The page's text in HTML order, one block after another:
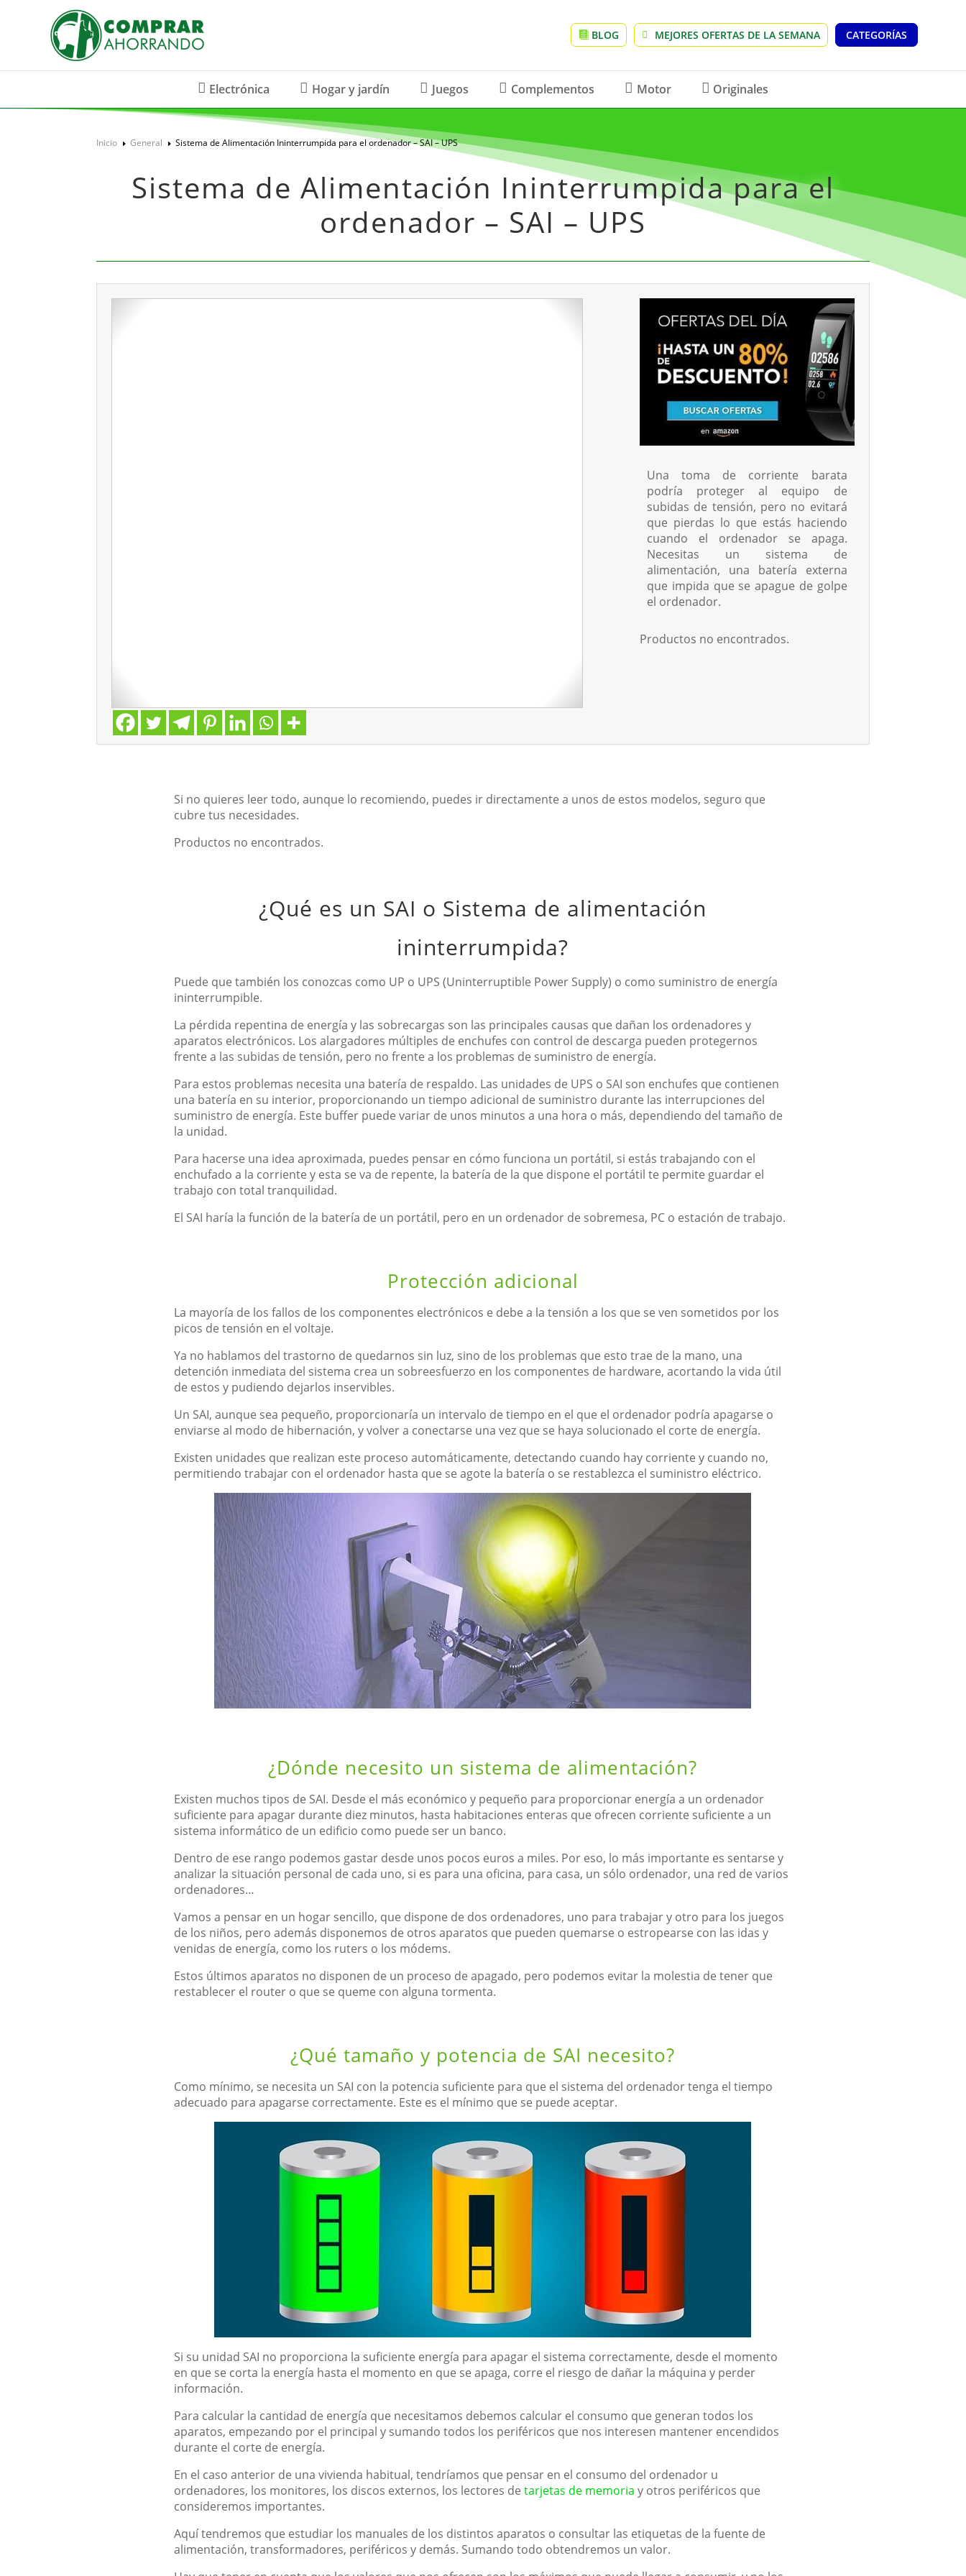
CATEGORÍAS
MEJORES OFERTAS DE LA SEMANA
BLOG
Electrónica Hogar y jardín Juegos Complementos Motor Originales
Inicio E General E Sistema de Alimentación Ininterrumpida para el ordenador – SAI – UPS
Sistema de Alimentación Ininterrumpida para el
ordenador – SAI – UPS
Una toma de corriente barata
podría proteger al equipo de
subidas de tensión, pero no evitará
que pierdas lo que estás haciendo
cuando el ordenador se apaga.
Necesitas un sistema de
alimentación, una batería externa
que impida que se apague de golpe
el ordenador.
Productos no encontrados.
Si no quieres leer todo, aunque lo recomiendo, puedes ir directamente a unos de estos modelos, seguro que
cubre tus necesidades.
Productos no encontrados.
¿Qué es un SAI o Sistema de alimentación
ininterrumpida?
Puede que también los conozcas como UP o UPS (Uninterruptible Power Supply) o como suministro de energía
ininterrumpible.
La pérdida repentina de energía y las sobrecargas son las principales causas que dañan los ordenadores y
aparatos electrónicos. Los alargadores múltiples de enchufes con control de descarga pueden protegernos
frente a las subidas de tensión, pero no frente a los problemas de suministro de energía.
Para estos problemas necesita una batería de respaldo. Las unidades de UPS o SAI son enchufes que contienen
una batería en su interior, proporcionando un tiempo adicional de suministro durante las interrupciones del
suministro de energía. Este buffer puede variar de unos minutos a una hora o más, dependiendo del tamaño de
la unidad.
Para hacerse una idea aproximada, puedes pensar en cómo funciona un portátil, si estás trabajando con el
enchufado a la corriente y esta se va de repente, la batería de la que dispone el portátil te permite guardar el
trabajo con total tranquilidad.
El SAI haría la función de la batería de un portátil, pero en un ordenador de sobremesa, PC o estación de trabajo.
Protección adicional
La mayoría de los fallos de los componentes electrónicos e debe a la tensión a los que se ven sometidos por los
picos de tensión en el voltaje.
Ya no hablamos del trastorno de quedarnos sin luz, sino de los problemas que esto trae de la mano, una
detención inmediata del sistema crea un sobreesfuerzo en los componentes de hardware, acortando la vida útil
de estos y pudiendo dejarlos inservibles.
Un SAI, aunque sea pequeño, proporcionaría un intervalo de tiempo en el que el ordenador podría apagarse o
enviarse al modo de hibernación, y volver a conectarse una vez que se haya solucionado el corte de energía.
Existen unidades que realizan este proceso automáticamente, detectando cuando hay corriente y cuando no,
permitiendo trabajar con el ordenador hasta que se agote la batería o se restablezca el suministro eléctrico.
¿Dónde necesito un sistema de alimentación?
Existen muchos tipos de SAI. Desde el más económico y pequeño para proporcionar energía a un ordenador
suficiente para apagar durante diez minutos, hasta habitaciones enteras que ofrecen corriente suficiente a un
sistema informático de un edificio como puede ser un banco.
Dentro de ese rango podemos gastar desde unos pocos euros a miles. Por eso, lo más importante es sentarse y
analizar la situación personal de cada uno, si es para una oficina, para casa, un sólo ordenador, una red de varios
ordenadores…
Vamos a pensar en un hogar sencillo, que dispone de dos ordenadores, uno para trabajar y otro para los juegos
de los niños, pero además disponemos de otros aparatos que pueden quemarse o estropearse con las idas y
venidas de energía, como los ruters o los módems.
Estos últimos aparatos no disponen de un proceso de apagado, pero podemos evitar la molestia de tener que
restablecer el router o que se queme con alguna tormenta.
¿Qué tamaño y potencia de SAI necesito?
Como mínimo, se necesita un SAI con la potencia suficiente para que el sistema del ordenador tenga el tiempo
adecuado para apagarse correctamente. Este es el mínimo que se puede aceptar.
Si su unidad SAI no proporciona la suficiente energía para apagar el sistema correctamente, desde el momento
en que se corta la energía hasta el momento en que se apaga, corre el riesgo de dañar la máquina y perder
información.
Para calcular la cantidad de energía que necesitamos debemos calcular el consumo que generan todos los
aparatos, empezando por el principal y sumando todos los periféricos que nos interesen mantener encendidos
durante el corte de energía.
En el caso anterior de una vivienda habitual, tendríamos que pensar en el consumo del ordenador u
ordenadores, los monitores, los discos externos, los lectores de tarjetas de memoria y otros periféricos que
consideremos importantes.
Aquí tendremos que estudiar los manuales de los distintos aparatos o consultar las etiquetas de la fuente de
alimentación, transformadores, periféricos y demás. Sumando todo obtendremos un valor.